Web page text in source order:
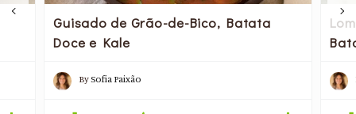
Guisado de Grão-de-Bico, Batata
Doce e Kale
BySofia Paixão